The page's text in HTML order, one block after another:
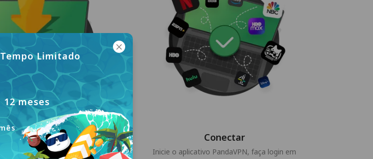
e Instalar
Grátis" para baixar o
Conectar
Inicie o aplicativo PandaVPN, faça login em
Limitado
meses